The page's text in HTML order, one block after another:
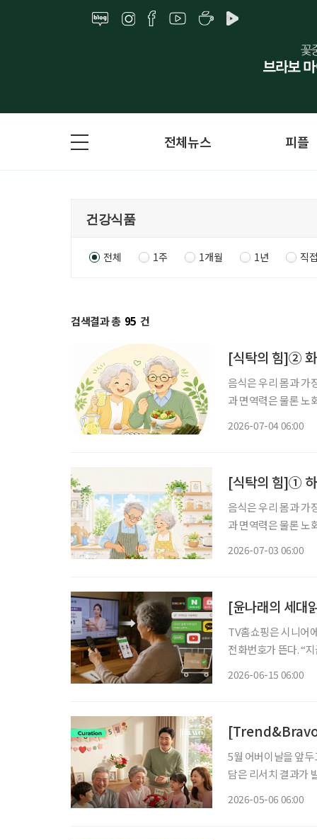
전체뉴스 피플
전체 1주 1개월 1년 직
검색결과 총 95 건
[식탁의 힘]② 화
음식은 우리 몸과 가
과 면역력은 물론 노
2026-07-04 06:00
[식탁의 힘]① 하
음식은 우리 몸과 가
과 면역력은 물론 노
2026-07-03 06:00
[윤나래의 세대
TV홈쇼핑은 시니어
전화번호가 뜬다. “
2026-06-15 06:00
5월 어버이날을 앞
담은 리서치 결과가
2026-05-06 06:00